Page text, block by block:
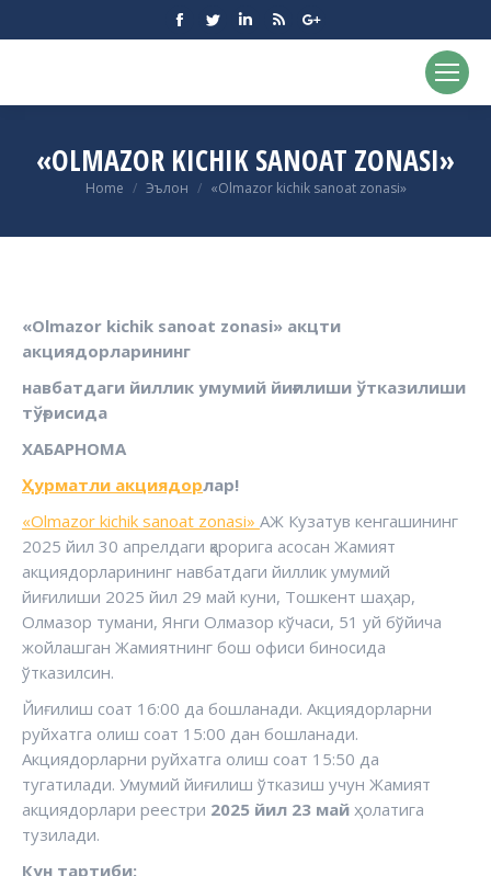
FacebookTwitterLinkedin
Rss Google+
«OLMAZOR KICHIK SANOAT ZONASI»
You are here:
Home Эълон «Olmazor kichik sanoat zonasi»
«Olmazor kichik sanoat zonasi» акцти
акциядорларининг
навбатдаги йиллик умумий йиғилиши ўтказилиши
тўғрисида
ХАБАРНОМА
Ҳурматли акциядорлар!
«Olmazor kichik sanoat zonasi» АЖ Кузатув кенгашининг
2025 йил 30 апрелдаги қарорига асосан Жамият
акциядорларининг навбатдаги йиллик умумий
йиғилиши 2025 йил 29 май куни, Тошкент шаҳар,
Олмазор тумани, Янги Олмазор кўчаси, 51 уй бўйича
жойлашган Жамиятнинг бош офиси биносида
ўтказилсин.
Йиғилиш соат 16:00 да бошланади. Акциядорларни
руйхатга олиш соат 15:00 дан бошланади.
Акциядорларни руйхатга олиш соат 15:50 да
тугатилади. Умумий йиғилиш ўтказиш учун Жамият
акциядорлари реестри 2025 йил 23 май ҳолатига
тузилади.
Кун тартиби: